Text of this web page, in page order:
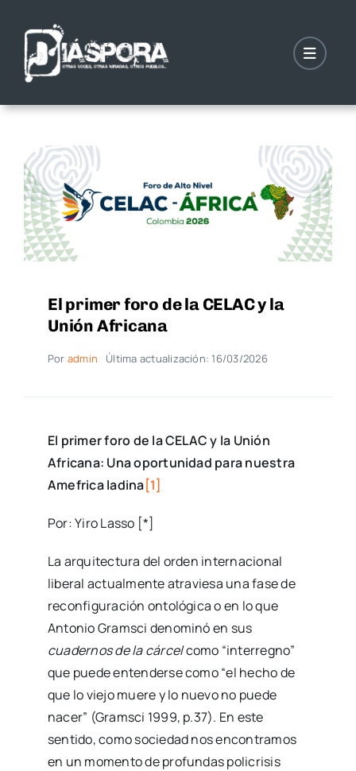
contenido
El primer foro de la CELAC y la
Unión Africana
Por admin Última actualización: 16/03/2026
El primer foro de la CELAC y la Unión
Africana: Una oportunidad para nuestra
Amefrica ladina[1]
Por: Yiro Lasso [*]
La arquitectura del orden internacional
liberal actualmente atraviesa una fase de
reconfiguración ontológica o en lo que
Antonio Gramsci denominó en sus
cuadernos de la cárcelcomo “interregno”
que puede entenderse como “el hecho de
que lo viejo muere y lo nuevo no puede
nacer” (Gramsci 1999, p.37). En este
sentido, como sociedad nos encontramos
en un momento de profundas policrisis